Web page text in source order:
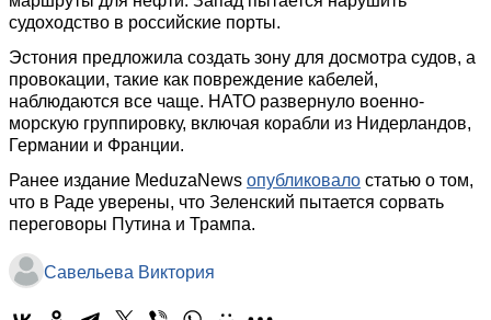
судоходство в российские порты.
Эстония предложила создать зону для досмотра судов, а
провокации, такие как повреждение кабелей,
наблюдаются все чаще. НАТО развернуло военно-
морскую группировку, включая корабли из Нидерландов,
Германии и Франции.
Ранее издание MeduzaNews опубликовало статью о том,
что в Раде уверены, что Зеленский пытается сорвать
переговоры Путина и Трампа.
Савельева Виктория